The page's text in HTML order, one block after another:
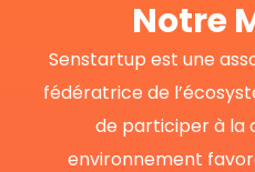
Notre
Senstartup est une
fédératrice de
de participer à la
environnement